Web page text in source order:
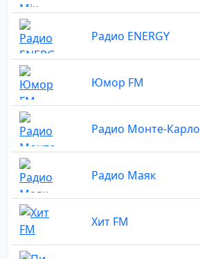
Радио ENERGY
Юмор FM
Радио Монте-Карло
Радио Маяк
Хит FM